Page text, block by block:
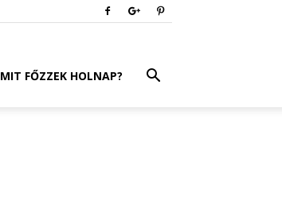
MIT FŐZZEK HOLNAP?